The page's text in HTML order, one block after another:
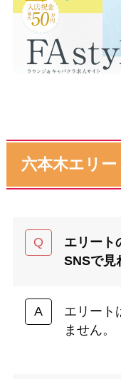
六本木エリ
エリート
SNSで見
エリート
ません。